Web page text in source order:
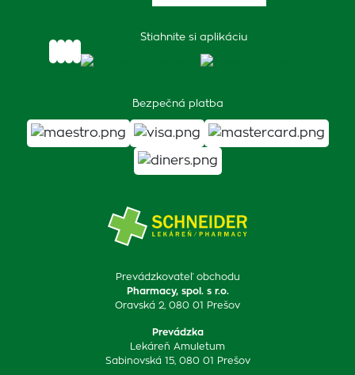
Prevádzkovateľ obchodu
Pharmacy, spol. s r.o.
Oravská 2, 080 01 Prešov
Prevádzka
Lekáreň Amuletum
Sabinovská 15, 080 01 Prešov
Stiahnite si aplikáciu
Bezpečná platba